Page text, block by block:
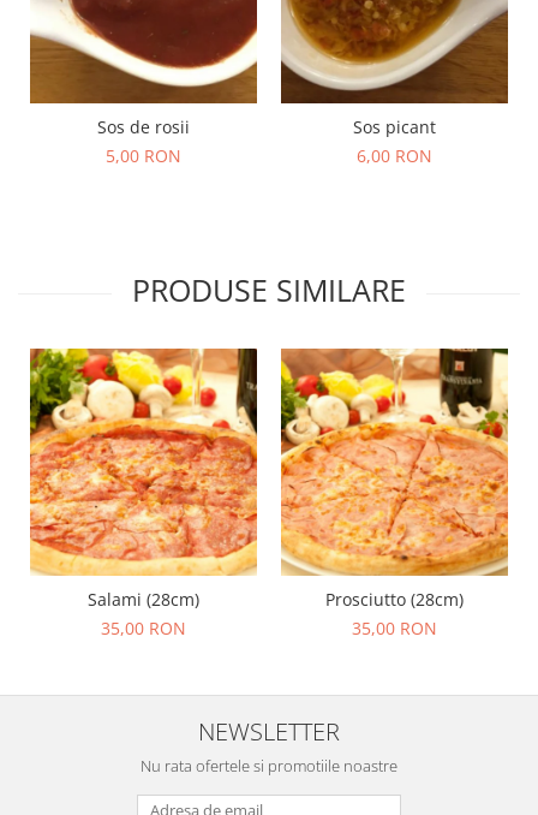
Sos de rosii
5,00 RON
Sos picant
6,00 RON
PRODUSE SIMILARE
Salami (28cm)
35,00 RON
Prosciutto (28cm)
35,00 RON
NEWSLETTER
Nu rata ofertele si promotiile noastre